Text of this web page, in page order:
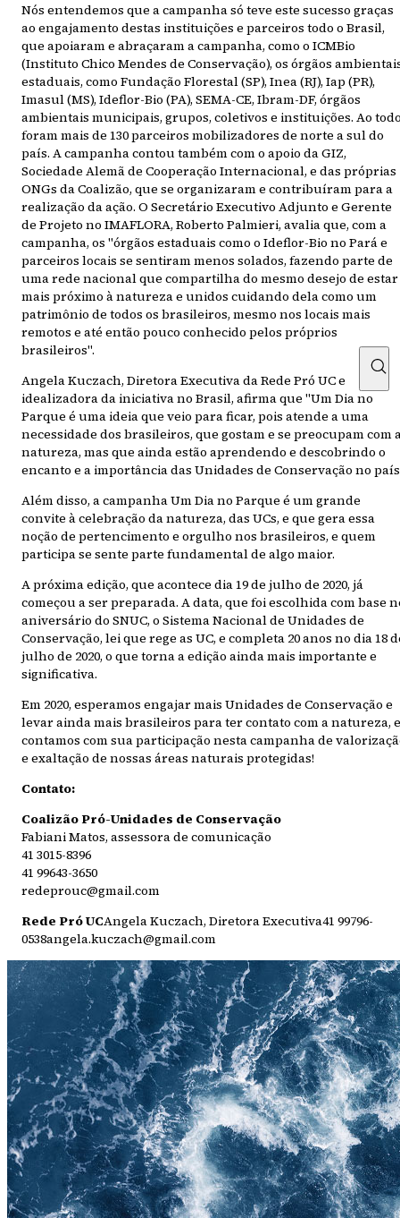
Nós entendemos que a campanha só teve este sucesso graças
ao engajamento destas instituições e parceiros todo o Brasil,
que apoiaram e abraçaram a campanha, como o ICMBio
(Instituto Chico Mendes de Conservação), os órgãos
estaduais, como Fundação Florestal (SP), Inea (RJ), Iap (PR),
Imasul (MS), Ideflor-Bio (PA), SEMA-CE, Ibram-DF, órgãos
ambientais municipais, grupos, coletivos e instituições. Ao
foram mais de 130 parceiros mobilizadores de norte a sul do
país. A campanha contou também com o apoio da GIZ,
Sociedade Alemã de Cooperação Internacional, e das próprias
ONGs da Coalizão, que se organizaram e contribuíram para a
realização da ação. O Secretário Executivo Adjunto e Gerente
de Projeto no IMAFLORA, Roberto Palmieri, avalia que, com a
campanha, os "órgãos estaduais como o Ideflor-Bio no Pará e
parceiros locais se sentiram menos solados, fazendo parte de
uma rede nacional que compartilha do mesmo desejo de estar
mais próximo à natureza e unidos cuidando dela como um
patrimônio de todos os brasileiros, mesmo nos locais mais
remotos e até então pouco conhecido pelos próprios
brasileiros".
Angela Kuczach, Diretora Executiva da Rede Pró UC e
idealizadora da iniciativa no Brasil, afirma que "Um Dia no
Parque é uma ideia que veio para ficar, pois atende a uma
necessidade dos brasileiros, que gostam e se preocupam com
natureza, mas que ainda estão aprendendo e descobrindo o
encanto e a importância das Unidades de Conservação no
Além disso, a campanha Um Dia no Parque é um grande
convite à celebração da natureza, das UCs, e que gera essa
noção de pertencimento e orgulho nos brasileiros, e quem
participa se sente parte fundamental de algo maior.
A próxima edição, que acontece dia 19 de julho de 2020, já
começou a ser preparada. A data, que foi escolhida com base
aniversário do SNUC, o Sistema Nacional de Unidades de
Conservação, lei que rege as UC, e completa 20 anos no dia 18
julho de 2020, o que torna a edição ainda mais importante e
significativa.
Em 2020, esperamos engajar mais Unidades de Conservação e
levar ainda mais brasileiros para ter contato com a natureza, e
contamos com sua participação nesta campanha de
e exaltação de nossas áreas naturais protegidas!
Contato:
Coalizão Pró-Unidades de Conservação
Fabiani Matos, assessora de comunicação
41 3015-8396
41 99643-3650
redeprouc@gmail.com
Rede Pró UCAngela Kuczach, Diretora Executiva41 99796-
0538angela.kuczach@gmail.com​